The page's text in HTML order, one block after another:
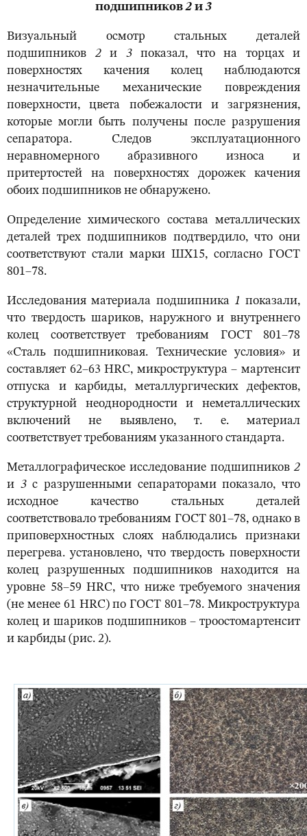
подшипников2 и 3
Визуальный осмотр стальных деталей
подшипников 2и 3показал, что на торцах и
поверхностях качения колец наблюдаются
незначительные механические повреждения
поверхности, цвета побежалости и загрязнения,
которые могли быть получены после разрушения
сепаратора. Следов эксплуатационного
неравномерного абразивного износа и
притертостей на поверхностях дорожек качения
обоих подшипников не обнаружено.
Определение химического состава металлических
деталей трех подшипников подтвердило, что они
соответствуют стали марки ШХ15, согласно ГОСТ
801–78.
Исследования материала подшипника 1 показали,
что твердость шариков, наружного и внутреннего
колец соответствует требованиям ГОСТ 801–78
«Сталь подшипниковая. Технические условия» и
составляет 62–63 HRC, микроструктура – мартенсит
отпуска и карбиды, металлургических дефектов,
структурной неоднородности и неметаллических
включений не выявлено, т. е. материал
соответствует требованиям указанного стандарта.
Металлографическое исследование подшипников 2
и 3с разрушенными сепараторами показало, что
исходное качество стальных деталей
соответствовало требованиям ГОСТ 801–78, однако в
приповерхностных слоях наблюдались признаки
перегрева. установлено, что твердость поверхности
колец разрушенных подшипников находится на
уровне 58–59 HRC, что ниже требуемого значения
(не менее 61 HRC) по ГОСТ 801–78. Микроструктура
колец и шариков подшипников – троостомартенсит
и карбиды (рис. 2).